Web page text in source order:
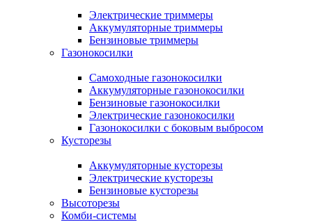
Электрические триммеры
Аккумуляторные триммеры
Бензиновые триммеры
Газонокосилки
Самоходные газонокосилки
Аккумуляторные газонокосилки
Бензиновые газонокосилки
Электрические газонокосилки
Газонокосилки с боковым выбросом
Кусторезы
Аккумуляторные кусторезы
Электрические кусторезы
Бензиновые кусторезы
Высоторезы
Комби-системы